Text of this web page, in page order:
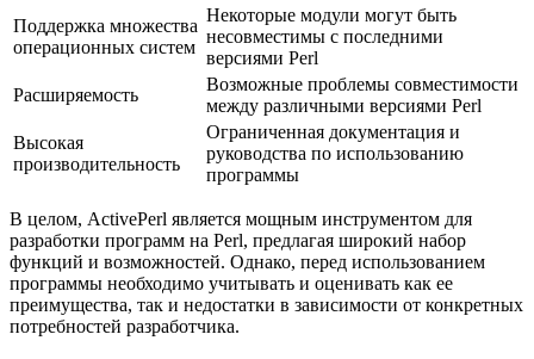
Поддержка множества
операционных систем
Некоторые модули могут быть
несовместимы с последними
версиями Perl
Расширяемость
Возможные проблемы совместимости
между различными версиями Perl
Высокая
производительность
Ограниченная документация и
руководства по использованию
программы
В целом, ActivePerl является мощным инструментом для
разработки программ на Perl, предлагая широкий набор
функций и возможностей. Однако, перед использованием
программы необходимо учитывать и оценивать как ее
преимущества, так и недостатки в зависимости от конкретных
потребностей разработчика.